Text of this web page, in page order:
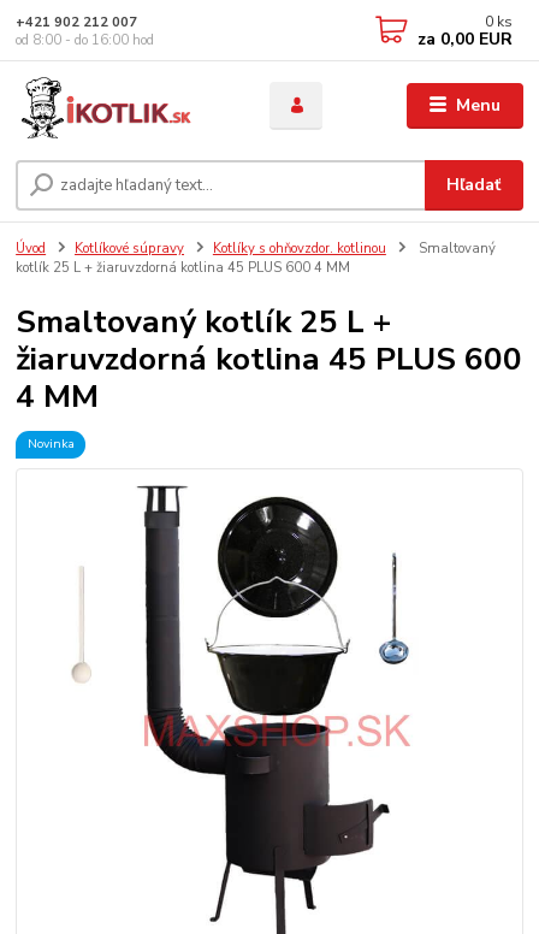
Menu
Hľadať
+421 902 212 007
od 8:00 - do 16:00 hod
0 ks
za 0,00 EUR
Úvod Kotlíkové súpravy Kotlíky s ohňovzdor. kotlinou
Smaltovaný
kotlík 25 L + žiaruvzdorná kotlina 45 PLUS 600 4 MM
Smaltovaný kotlík 25 L +
žiaruvzdorná kotlina 45 PLUS 600
4 MM
Novinka